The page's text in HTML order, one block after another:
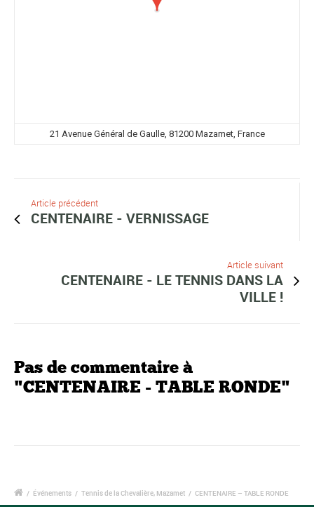
21 Avenue Général de Gaulle, 81200 Mazamet, France
Article précédent
CENTENAIRE - VERNISSAGE
Article suivant
CENTENAIRE - LE TENNIS DANS LA
VILLE !
Pas de commentaire à
"CENTENAIRE - TABLE RONDE"
/ Événements / Tennis de la Chevalière, Mazamet / CENTENAIRE – TABLE RONDE